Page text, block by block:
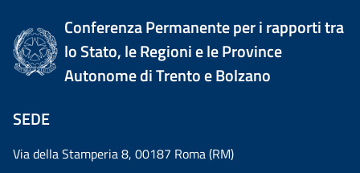
Conferenza Permanente per i rapporti tra
lo Stato, le Regioni e le Province
Autonome di Trento e Bolzano
SEDE
Via della Stamperia 8, 00187 Roma (RM)